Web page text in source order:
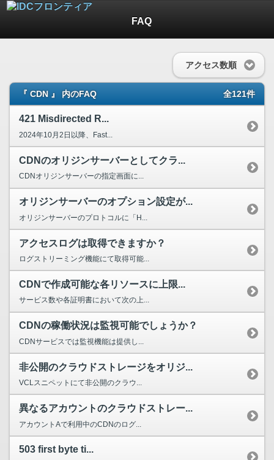
FAQ
アクセス数順
『 CDN 』 内のFAQ 全121件
421 Misdirected R...
2024年10月2日以降、Fast...
CDNのオリジンサーバーとしてクラ...
CDNオリジンサーバーの指定画面に...
オリジンサーバーのオプション設定が...
オリジンサーバーのプロトコルに「H...
アクセスログは取得できますか？
ログストリーミング機能にて取得可能...
CDNで作成可能な各リソースに上限...
サービス数や各証明書において次の上...
CDNの稼働状況は監視可能でしょうか？
CDNサービスでは監視機能は提供し...
非公開のクラウドストレージをオリジ...
VCLスニペットにて非公開のクラウ...
異なるアカウントのクラウドストレー...
アカウントAで利用中のCDNのログ...
503 first byte ti...